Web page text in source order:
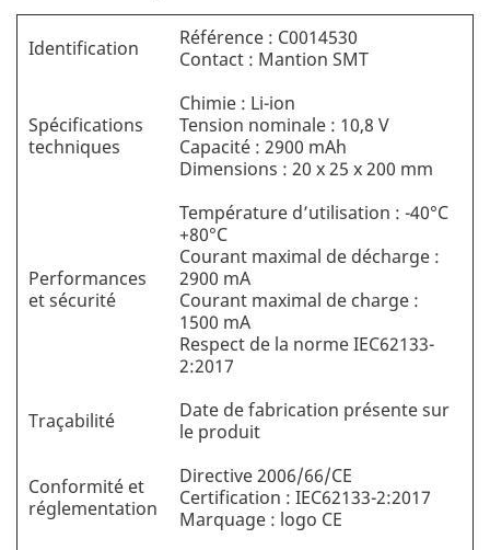
Identification
Référence : C0014530
Contact : Mantion SMT
Spécifications
techniques
Chimie : Li-ion
Tension nominale : 10,8 V
Capacité : 2900 mAh
Dimensions : 20 x 25 x 200 mm
Performances
et sécurité
Température d’utilisation : -40°C
+80°C
Courant maximal de décharge :
2900 mA
Courant maximal de charge :
1500 mA
Respect de la norme IEC62133-
2:2017
Traçabilité
Date de fabrication présente sur
le produit
Conformité et
réglementation
Directive 2006/66/CE
Certification : IEC62133-2:2017
Marquage : logo CE